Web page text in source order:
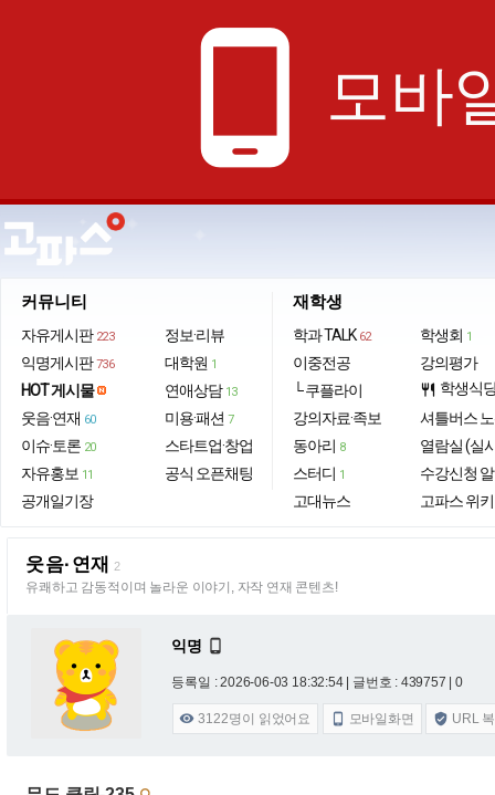
phone_android 모바
커뮤니티
자유게시판 223
익명게시판 736
HOT 게시물
웃음·연재 60
이슈·토론 20
자유홍보 11
공개일기장
정보·리뷰
대학원 1
연애상담 13
미용·패션 7
스타트업·창업
공식 오픈채팅
재학생
학과 TALK 62
이중전공
└ 쿠플라이
강의자료·족보
동아리 8
스터디 1
고대뉴스
학생회 1
강의평가
restaurant 학생식
셔틀버스
열람실 (실
수강신청
고파스 위키
웃음·연재 2
유쾌하고 감동적이며 놀라운 이야기, 자작 연재 콘텐츠!
익명 
등록일 : 2026-06-03 18:32:54 | 글번호 : 439757 | 0
 3122명이 읽었어요  모바일화면  URL